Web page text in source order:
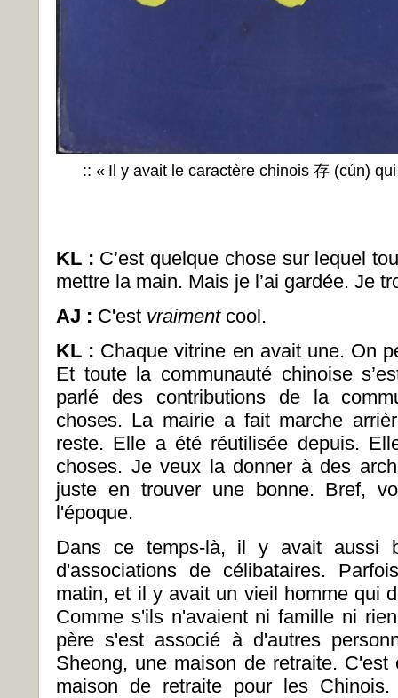
:: « Il y avait le caractère chinois 存 (cún)
KL : C’est quelque chose sur lequel
mettre la main. Mais je l’ai gardée. Je
AJ : C'est vraiment cool.
KL : Chaque vitrine en avait une. On
Et toute la communauté chinoise
parlé des contributions de la
choses. La mairie a fait marche
reste. Elle a été réutilisée depuis.
choses. Je veux la donner à des
juste en trouver une bonne. Bref,
l'époque.
Dans ce temps-là, il y avait aussi
d'associations de célibataires.
matin, et il y avait un vieil homme qui
Comme s'ils n'avaient ni famille ni
père s'est associé à d'autres
Sheong, une maison de retraite.
maison de retraite pour les